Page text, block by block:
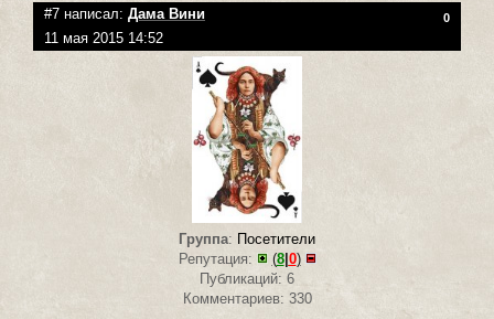
#7 написал: Дама Вини 0
11 мая 2015 14:52
Группа: Посетители
Репутация:
(8|0)
Публикаций: 6
Комментариев: 330